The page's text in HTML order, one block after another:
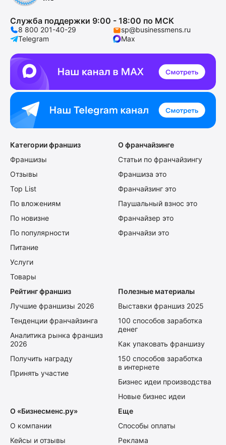
Служба поддержки 9:00 - 18:00 по МСК
8 800 201-40-29
sp@businessmens.ru
Telegram
Max
Категории франшиз
Франшизы
Отзывы
Top List
По вложениям
По новизне
По популярности
Питание
Услуги
Товары
О франчайзинге
Статьи по франчайзингу
Франшиза это
Франчайзинг это
Паушальный взнос это
Франчайзер это
Франчайзи это
Рейтинг франшиз
Лучшие франшизы 2026
Тенденции франчайзинга
Аналитика рынка франшиз
2026
Получить награду
Принять участие
Полезные материалы
Выставки франшиз 2025
100 способов заработка
денег
Как упаковать франшизу
150 способов заработка
в интернете
Бизнес идеи производства
Новые бизнес идеи
О «Бизнесменс.ру»
О компании
Кейсы и отзывы
Еще
Способы оплаты
Реклама